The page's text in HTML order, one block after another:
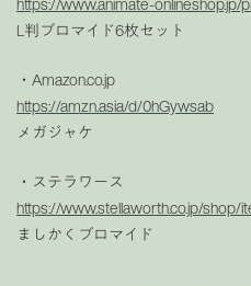
L判ブロマイド6枚セット
・Amazon.co.jp
https://amzn.asia/d/0hGywsab
メガジャケ
・ステラワース
https://www.stellaworth.co.jp/shop/
ましかくブロマイド